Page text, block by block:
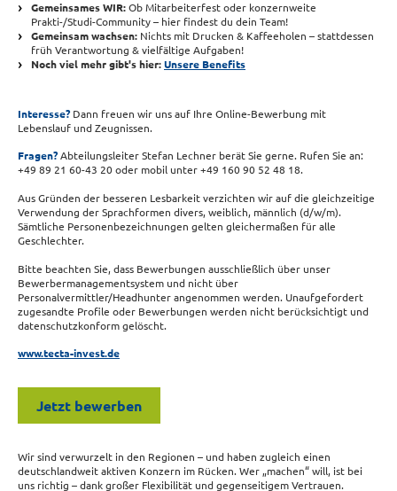
Gemeinsames WIR: Ob Mitarbeiterfest oder konzernweite
Prakti-/Studi-Community – hier findest du dein Team!
Gemeinsam wachsen: Nichts mit Drucken & Kaffeeholen – stattdessen
früh Verantwortung & vielfältige Aufgaben!
Noch viel mehr gibt's hier: Unsere Benefits
Interesse? Dann freuen wir uns auf Ihre Online-Bewerbung mit
Lebenslauf und Zeugnissen.
Fragen? Abteilungsleiter Stefan Lechner berät Sie gerne. Rufen Sie an:
+49 89 21 60-43 20 oder mobil unter +49 160 90 52 48 18.
Aus Gründen der besseren Lesbarkeit verzichten wir auf die gleichzeitige
Verwendung der Sprachformen divers, weiblich, männlich (d/w/m).
Sämtliche Personenbezeichnungen gelten gleichermaßen für alle
Geschlechter.
Bitte beachten Sie, dass Bewerbungen ausschließlich über unser
Bewerbermanagementsystem und nicht über
Personalvermittler/Headhunter angenommen werden. Unaufgefordert
zugesandte Profile oder Bewerbungen werden nicht berücksichtigt und
datenschutzkonform gelöscht.
www.tecta-invest.de
Jetzt bewerben
Wir sind verwurzelt in den Regionen – und haben zugleich einen
deutschlandweit aktiven Konzern im Rücken. Wer „machen“ will, ist bei
uns richtig – dank großer Flexibilität und gegenseitigem Vertrauen.